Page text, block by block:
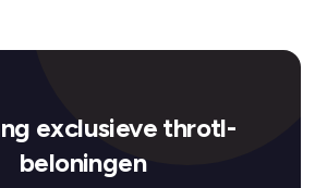
exclusieve throtl-
beloningen